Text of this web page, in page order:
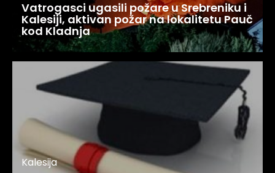
Vatrogasci ugasili požare u Srebreniku i
Kalesiji, aktivan požar na lokalitetu Pauč
kod Kladnja
Kalesija